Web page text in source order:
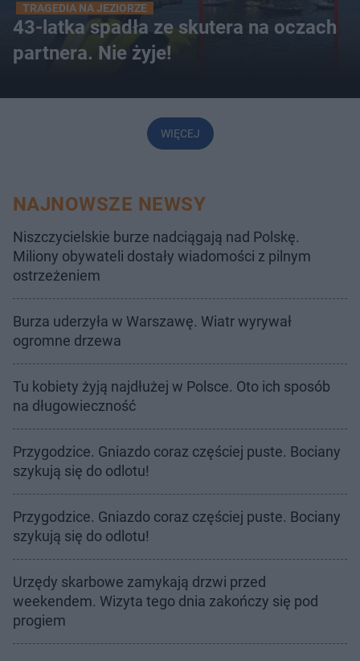
TRAGEDIA NA JEZIORZE
43-latka spadła ze skutera na oczach
partnera. Nie żyje!
WIĘCEJ
NAJNOWSZE NEWSY
Niszczycielskie burze nadciągają nad Polskę.
Miliony obywateli dostały wiadomości z pilnym
ostrzeżeniem
Burza uderzyła w Warszawę. Wiatr wyrywał
ogromne drzewa
Tu kobiety żyją najdłużej w Polsce. Oto ich sposób
na długowieczność
Przygodzice. Gniazdo coraz częściej puste. Bociany
szykują się do odlotu!
Przygodzice. Gniazdo coraz częściej puste. Bociany
szykują się do odlotu!
Urzędy skarbowe zamykają drzwi przed
weekendem. Wizyta tego dnia zakończy się pod
progiem